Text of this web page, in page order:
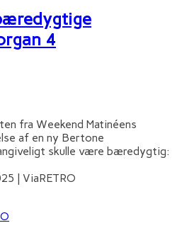
4
fra Weekend Matinéens
af en ny Bertone
skulle være bæredygtig:
| ViaRETRO